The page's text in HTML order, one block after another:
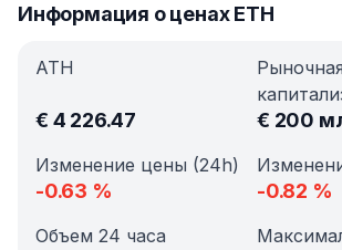
Информация о ценах ETH
ATH
€ 4 226.47
Рыночная
€ 200
Изменение цены (24h)
-0.63 % -0.82 %
Объем 24 часа